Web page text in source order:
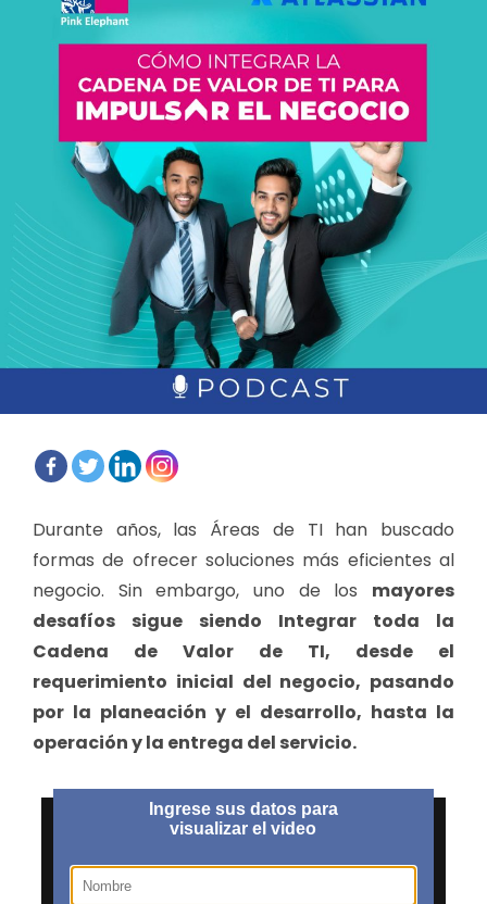
Durante años, las Áreas de TI han buscado
formas de ofrecer soluciones más eficientes al
negocio. Sin embargo, uno de los mayores
desafíos sigue siendo Integrar toda la
Cadena de Valor de TI, desde el
requerimiento inicial del negocio, pasando
por la planeación y el desarrollo, hasta la
operación y la entrega del servicio.